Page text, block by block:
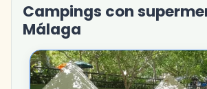
Campings con
Málaga